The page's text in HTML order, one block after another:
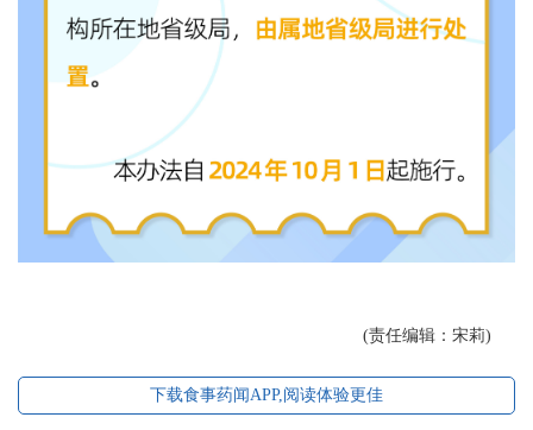
(责任编辑：宋莉)
下载食事药闻APP,阅读体验更佳